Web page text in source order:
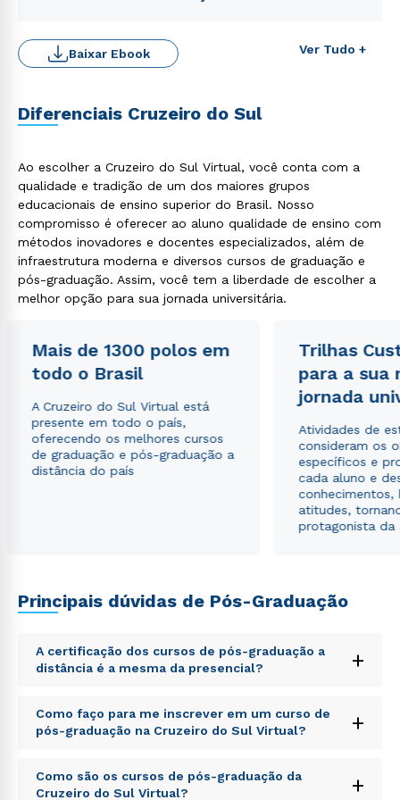
Ver Tudo +
Baixar Ebook
Diferenciais Cruzeiro do Sul
Ao escolher a Cruzeiro do Sul Virtual, você conta com a
qualidade e tradição de um dos maiores grupos
educacionais de ensino superior do Brasil. Nosso
compromisso é oferecer ao aluno qualidade de ensino com
métodos inovadores e docentes especializados, além de
infraestrutura moderna e diversos cursos de graduação e
pós-graduação. Assim, você tem a liberdade de escolher a
melhor opção para sua jornada universitária.
Mais de 1300 polos em
todo o Brasil
A Cruzeiro do Sul Virtual está
presente em todo o país,
oferecendo os melhores cursos
de graduação e pós-graduação a
distância do país
Trilhas
para a sua
jornada
Atividades de
consideram os
específicos e
cada aluno e
conhecimentos,
atitudes,
protagonista da
Principais dúvidas de Pós-Graduação
A certificação dos cursos de pós-graduação a
distância é a mesma da presencial?
+
Sed ut perspiciatis unde omnis iste natus error sit
voluptatem accusantium doloremque laudantium,
totam rem aperiam, eaque ipsa quae ab illo inventore
explicabo. Nemo enim ipsam voluptatem quia
voluptas sit aspernatur aut odit aut fugit, sed quia
Como faço para me inscrever em um curso de
pós-graduação na Cruzeiro do Sul Virtual?
+
Sed ut perspiciatis unde omnis iste natus error sit
voluptatem accusantium doloremque laudantium,
Como são os cursos de pós-graduação da
Cruzeiro do Sul Virtual?
+
Rápido e fácil
WhatsApp
Política de Privacidade. e
autorizo que meus dados sejam utilizados para o
envio de conteúdos da Cruzeiro do Sul.